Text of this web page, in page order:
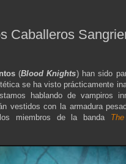
Caballeros
(Blood Knights) han sido
se ha visto prácticamente
hablando de vampiros
vestidos con la armadura
miembros de la banda